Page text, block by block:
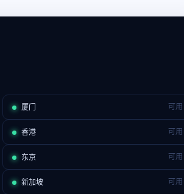
厦门 可用
香港 可用
东京 可用
新加坡 可用